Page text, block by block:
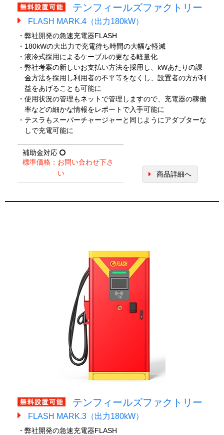
テンフィールズファクトリー
FLASH MARK.4（出力180kW）
・弊社開発の急速充電器FLASH
・180kWの大出力で充電待ち時間の大幅な軽減
・液冷式採用によるケーブルの更なる軽量化
・弊社考案の新しいお支払い方法を採用し、kWあたりの課
金方法を採用し利用者の不平等をなくし、設置者の方が利
益をあげることも可能に
・使用状況の管理もネットで管理しますので、充電器の稼働
率などの細かな情報をレポートで入手可能に
・テスラもスーパーチャージャーと同じようにアダプターな
しで充電可能に
補助金対応
標準価格：お問い合わせ下さ
い
商品詳細へ
テンフィールズファクトリー
FLASH MARK.3（出力180kW）
・弊社開発の急速充電器FLASH